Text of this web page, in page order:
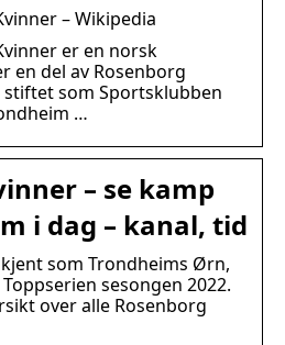
– Wikipedia
er en norsk
en del av Rosenborg
stiftet som Sportsklubben
…
– se kamp
i dag – kanal, tid
som Trondheims Ørn,
sesongen 2022.
over alle Rosenborg